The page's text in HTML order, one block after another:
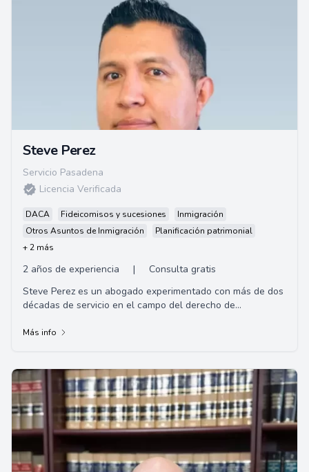
Steve Perez
Servicio Pasadena
Licencia Verificada
DACA Fideicomisos y sucesiones
Inmigración
Otros Asuntos de Inmigración
Planificación patrimonial
+ 2 más
2 años de experiencia |
Consulta gratis
Steve Perez es un abogado experimentado con más de dos
décadas de servicio en el campo del derecho de
Más info